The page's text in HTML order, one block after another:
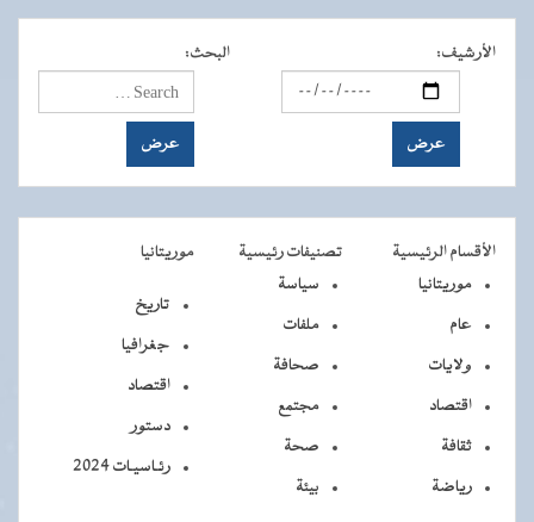
الأرشيف: البحث:
الأقسام الرئيسية تصنيفات رئيسية
موريتانيا
موريتانيا
عام
ولايات
اقتصاد
ثقافة
رياضة
سياسة
ملفات
صحافة
مجتمع
صحة
بيئة
تاريخ
جغرافيا
اقتصاد
دستور
رئـاسيـات 2024